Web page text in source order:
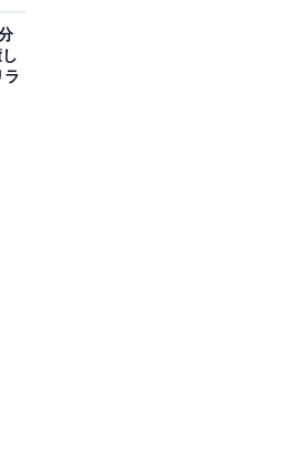
天風呂、泡風呂やサウナを完
場として長く親しまれていま
憩施設やお食事処を備え、毎